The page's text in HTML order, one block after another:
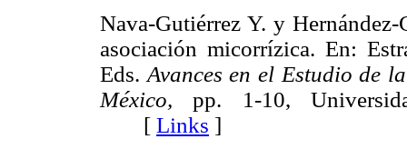
Nava-Gutiérrez Y. y
asociación micorrízica. En:
Eds. Avances en el Estudio de
México, pp. 1-10,
[ Links ]